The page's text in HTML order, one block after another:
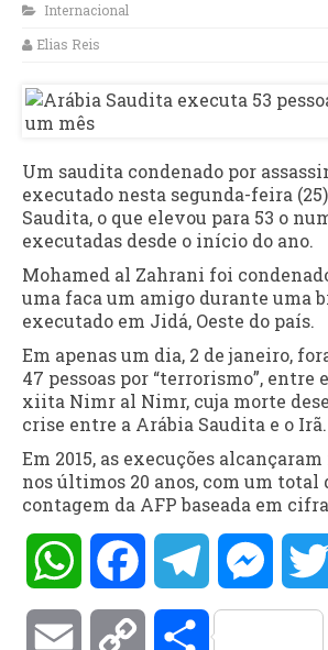
Internacional
Elias Reis
Um saudita condenado por
executado nesta segunda-feira
Saudita, o que elevou para 53 o
executadas desde o início do ano.
Mohamed al Zahrani foi
uma faca um amigo durante uma
executado em Jidá, Oeste do país.
Em apenas um dia, 2 de janeiro,
47 pessoas por “terrorismo”, entre
xiita Nimr al Nimr, cuja morte
crise entre a Arábia Saudita e o Irã.
Em 2015, as execuções
nos últimos 20 anos, com um total
contagem da AFP baseada em
WhatsAppFacebookTelegram
Email Copy Compartilhar